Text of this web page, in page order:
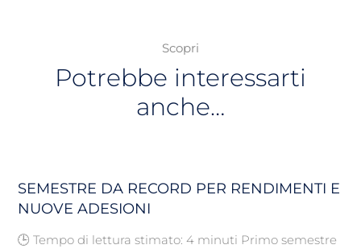
Scopri
Potrebbe interessarti
anche…
SEMESTRE DA RECORD PER RENDIMENTI E
NUOVE ADESIONI
🕒 Tempo di lettura stimato: 4 minuti Primo semestre